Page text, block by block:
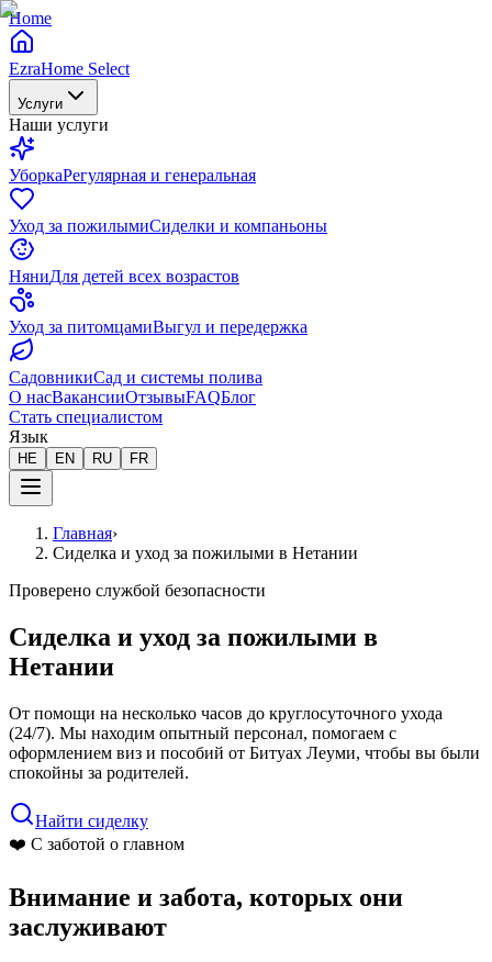
Home
EzraHome Select
Услуги
Наши услуги
УборкаРегулярная и генеральная
Уход за пожилымиСиделки и компаньоны
НяниДля детей всех возрастов
Уход за питомцамиВыгул и передержка
СадовникиСад и системы полива
О насВакансииОтзывыFAQБлог
Стать специалистом
Язык
HE EN RU FR
Главная›
Сиделка и уход за пожилыми в Нетании
Проверено службой безопасности
Сиделка и уход за пожилыми в
Нетании
От помощи на несколько часов до круглосуточного ухода
(24/7). Мы находим опытный персонал, помогаем с
оформлением виз и пособий от Битуах Леуми, чтобы вы были
спокойны за родителей.
Найти сиделку
❤️ С заботой о главном
Внимание и забота, которых они
заслуживают